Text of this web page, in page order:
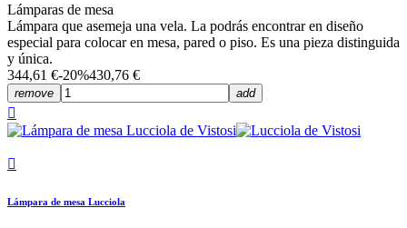
Lámparas de mesa
Lámpara que asemeja una vela. La podrás encontrar en diseño
especial para colocar en mesa, pared o piso. Es una pieza distinguida
y única.
344,61 €-20%430,76 €
remove add


Lámpara de mesa Lucciola